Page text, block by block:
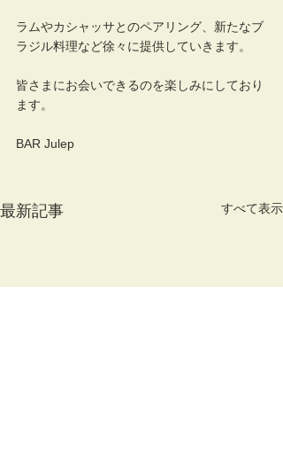
ラムやカシャッサとのペアリング、新たなブ
ラジル料理など徐々に提供していきます。
皆さまにお会いできるのを楽しみにしており
ます。
BAR Julep
最新記事 すべて表示